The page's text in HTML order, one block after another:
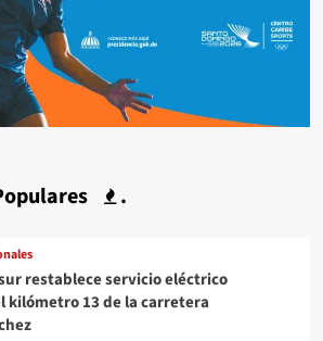
.
restablece servicio eléctrico
kilómetro 13 de la carretera